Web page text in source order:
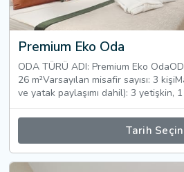
Premium Eko Oda
ODA TÜRÜ ADI: Premium Eko
26 m²Varsayılan misafir sayısı: 3
ve yatak paylaşımı dahil): 3 yetişkin,
Tarih Seçin